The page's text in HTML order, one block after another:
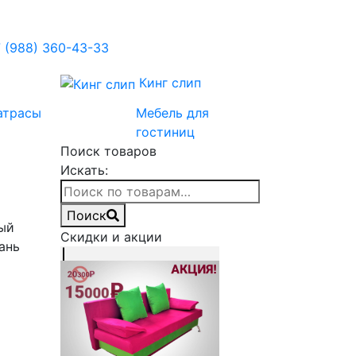
(988) 360-43-33
Кинг слип
Мебель для
гостиниц
Поиск товаров
Искать:
Поиск
Скидки и акции